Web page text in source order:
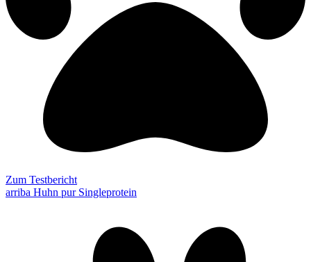
Zum Testbericht
arriba Huhn pur Singleprotein